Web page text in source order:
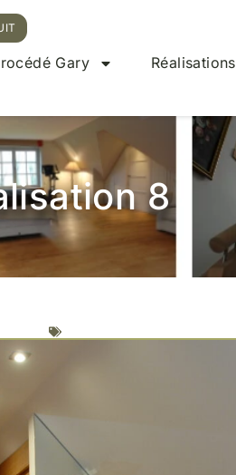
Gary Réalisations
8